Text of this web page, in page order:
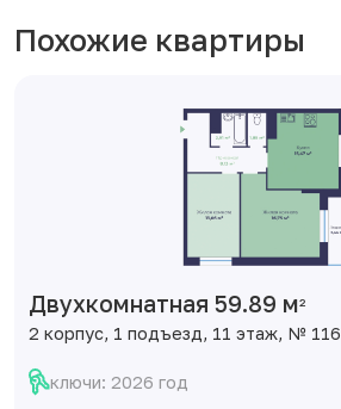
Похожие квартиры
Двухкомнатная 59.89 м2
2 корпус, 1 подъезд, 11 этаж, № 116
ключи: 2026 год